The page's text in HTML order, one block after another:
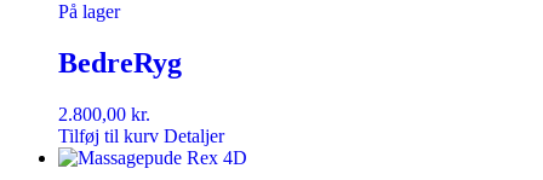
På lager
BedreRyg
2.800,00 kr.
Tilføj til kurv Detaljer